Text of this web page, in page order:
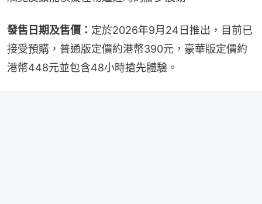
發售日期及售價： 定於2026年9月24日推出，目前已
接受預購，普通版定價約港幣390元，豪華版定價約
港幣448元並包含48小時搶先體驗。